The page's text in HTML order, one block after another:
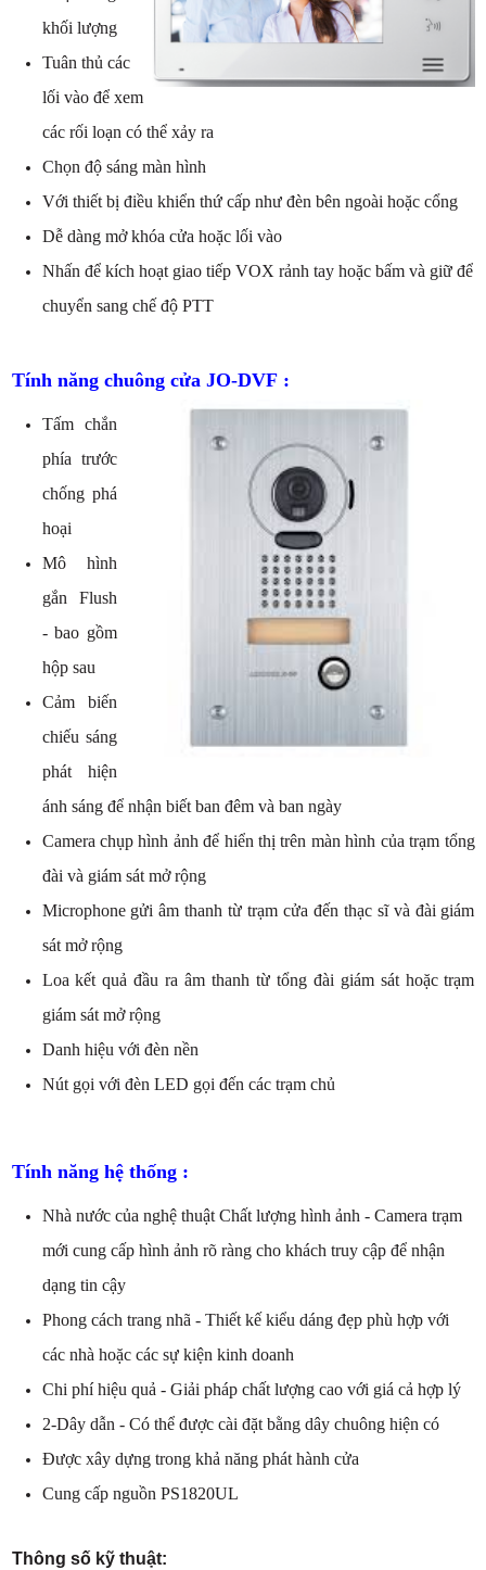
khối lượng
Tuân thủ các
lối vào để xem
các rối loạn có thể xảy ra
Chọn độ sáng màn hình
Với thiết bị điều khiển thứ cấp như đèn bên ngoài hoặc cổng
Dễ dàng mở khóa cửa hoặc lối vào
Nhấn để kích hoạt giao tiếp VOX rảnh tay hoặc bấm và giữ để
chuyển sang chế độ PTT
Tính năng chuông cửa JO-DVF :
Tấm chắn
phía trước
chống phá
hoại
Mô hình
gắn Flush
- bao gồm
hộp sau
Cảm biến
chiếu sáng
phát hiện
ánh sáng để nhận biết ban đêm và ban ngày
Camera chụp hình ảnh để hiển thị trên màn hình của trạm tổng
đài và giám sát mở rộng
Microphone gửi âm thanh từ trạm cửa đến thạc sĩ và đài giám
sát mở rộng
Loa kết quả đầu ra âm thanh từ tổng đài giám sát hoặc trạm
giám sát mở rộng
Danh hiệu với đèn nền
Nút gọi với đèn LED gọi đến các trạm chủ
Tính năng hệ thống :
Nhà nước của nghệ thuật Chất lượng hình ảnh - Camera trạm
mới cung cấp hình ảnh rõ ràng cho khách truy cập để nhận
dạng tin cậy
Phong cách trang nhã - Thiết kế kiểu dáng đẹp phù hợp với
các nhà hoặc các sự kiện kinh doanh
Chi phí hiệu quả - Giải pháp chất lượng cao với giá cả hợp lý
2-Dây dẫn - Có thể được cài đặt bằng dây chuông hiện có
Được xây dựng trong khả năng phát hành cửa
Cung cấp nguồn PS1820UL
Thông số kỹ thuật: